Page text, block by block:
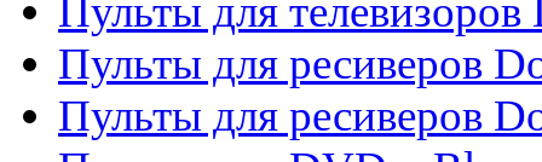
Пульты для
Пульты для ресиверов
Пульты для ресиверов